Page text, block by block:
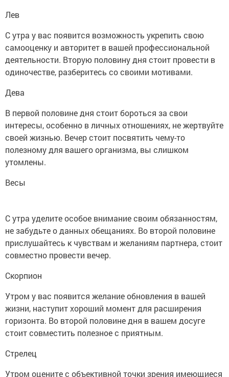
Лев
С утра у вас появится возможность укрепить свою
самооценку и авторитет в вашей профессиональной
деятельности. Вторую половину дня стоит провести в
одиночестве, разберитесь со своими мотивами.
Дева
В первой половине дня стоит бороться за свои
интересы, особенно в личных отношениях, не жертвуйте
своей жизнью. Вечер стоит посвятить чему-то
полезному для вашего организма, вы слишком
утомлены.
Весы
С утра уделите особое внимание своим обязанностям,
не забудьте о данных обещаниях. Во второй половине
прислушайтесь к чувствам и желаниям партнера, стоит
совместно провести вечер.
Скорпион
Утром у вас появится желание обновления в вашей
жизни, наступит хороший момент для расширения
горизонта. Во второй половине дня в вашем досуге
стоит совместить полезное с приятным.
Стрелец
Утром оцените с объективной точки зрения имеющиеся